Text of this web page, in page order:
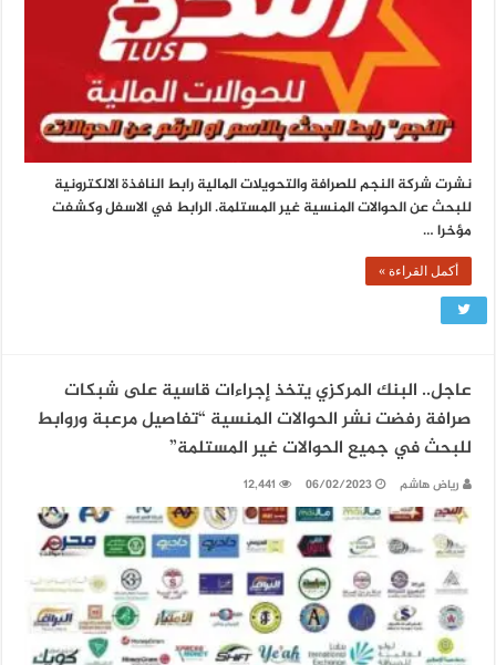
نشرت شركة النجم للصرافة والتحويلات المالية رابط النافذة الالكترونية
للبحث عن الحوالات المنسية غير المستلمة. الرابط في الاسفل وكشفت
مؤخرا …
أكمل القراءة »
عاجل.. البنك المركزي يتخذ إجراءات قاسية على شبكات
صرافة رفضت نشر الحوالات المنسية “تفاصيل مرعبة وروابط
للبحث في جميع الحوالات غير المستلمة”
رياض هاشم 06/02/2023
12,441